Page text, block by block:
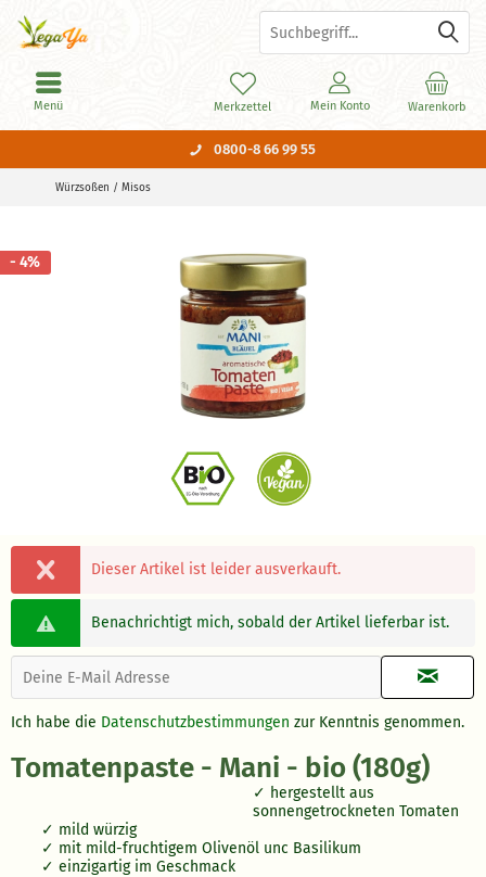
0800-8 66 99 55
Warenkorb
Merkzettel Mein Konto
Menü
Würzsoßen / Misos
- 4%
Dieser Artikel ist leider ausverkauft.
Benachrichtigt mich, sobald der Artikel lieferbar ist.
Ich habe die Datenschutzbestimmungen zur Kenntnis genommen.
Tomatenpaste - Mani - bio (180g)
hergestellt aus
sonnengetrockneten Tomaten
mild würzig
mit mild-fruchtigem Olivenöl unc Basilikum
einzigartig im Geschmack